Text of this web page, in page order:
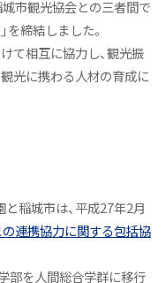
市観光協会との三者間で
を締結しました。
て相互に協力し、観光振
光に携わる人材の育成に
稲城市は、平成27年2月
連携協力に関する包括協
部を人間総合学群に移行